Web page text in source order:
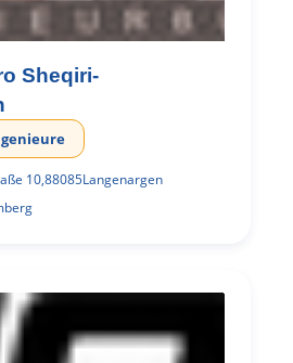
Sheqiri-
10,88085Langenargen